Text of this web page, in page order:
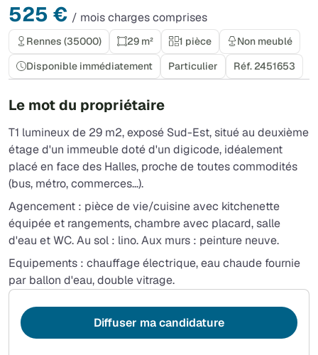
525 € / mois charges comprises
Rennes (35000) 29 m² 1 pièce
Non meublé
Disponible immédiatement
Particulier Réf. 2451653
Le mot du propriétaire
T1 lumineux de 29 m2, exposé Sud-Est, situé au deuxième
étage d'un immeuble doté d'un digicode, idéalement
placé en face des Halles, proche de toutes commodités
(bus, métro, commerces...).
Agencement : pièce de vie/cuisine avec kitchenette
équipée et rangements, chambre avec placard, salle
d'eau et WC. Au sol : lino. Aux murs : peinture neuve.
Equipements : chauffage électrique, eau chaude fournie
par ballon d'eau, double vitrage.
Diffuser ma candidature